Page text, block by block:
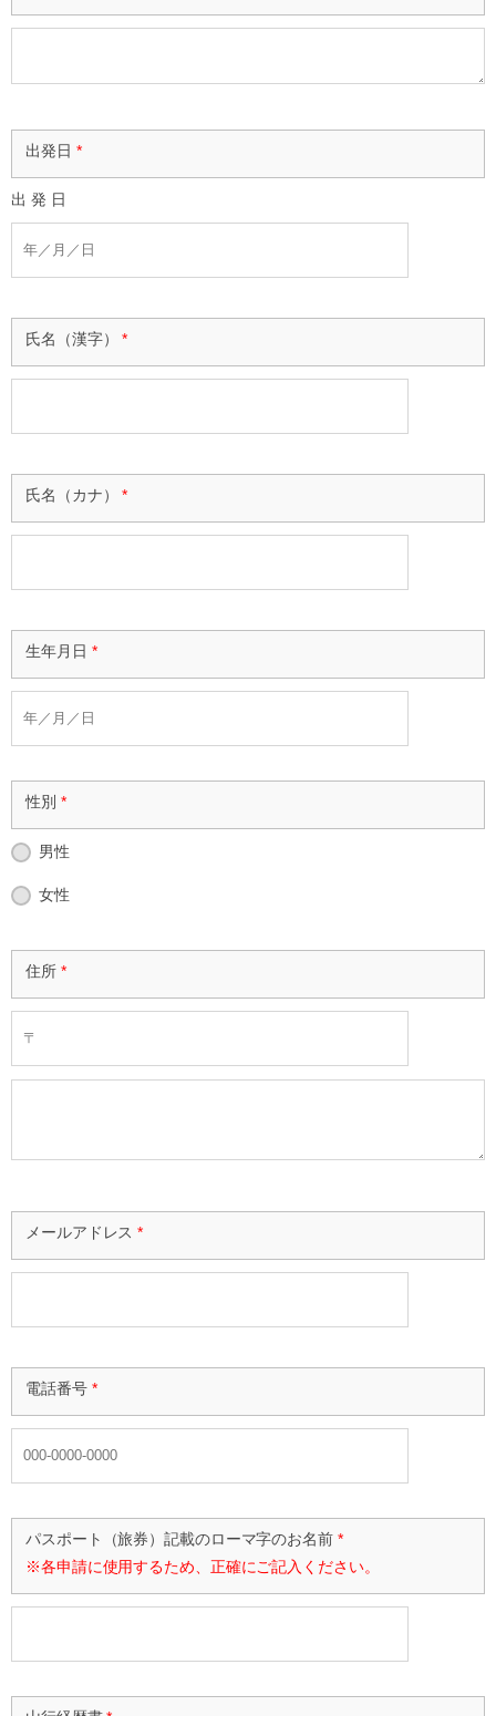
出発日 *
出 発 日
氏名（漢字）*
氏名（カナ）*
生年月日 *
性別 *
男性
女性
住所 *
メールアドレス*
電話番号 *
パスポート（旅券）記載のローマ字のお名前 *
※各申請に使用するため、正確にご記入ください。